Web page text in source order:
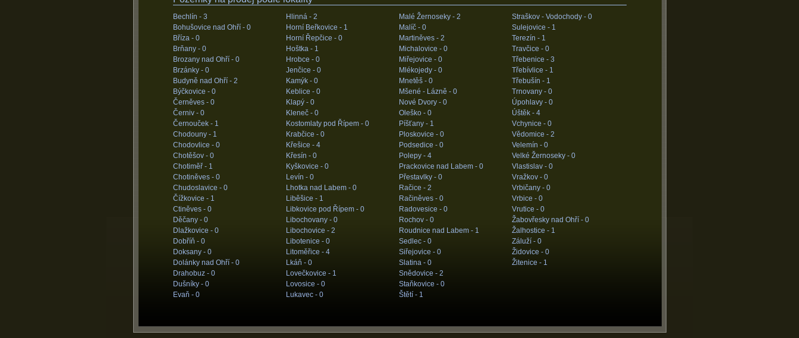
Bechlín - 3
Bohušovice nad Ohří - 0
Bříza - 0
Brňany - 0
Brozany nad Ohří - 0
Brzánky - 0
Budyně nad Ohří - 2
Býčkovice - 0
Černěves - 0
Černiv - 0
Černouček - 1
Chodouny - 1
Chodovlice - 0
Chotěšov - 0
Chotiměř - 1
Chotiněves - 0
Chudoslavice - 0
Čížkovice - 1
Ctiněves - 0
Děčany - 0
Dlažkovice - 0
Dobříň - 0
Doksany - 0
Dolánky nad Ohří - 0
Drahobuz - 0
Dušníky - 0
Evaň - 0
Hlinná - 2
Horní Beřkovice - 1
Horní Řepčice - 0
Hoštka - 1
Hrobce - 0
Jenčice - 0
Kamýk - 0
Keblice - 0
Klapý - 0
Kleneč - 0
Kostomlaty pod Řípem - 0
Krabčice - 0
Křešice - 4
Křesín - 0
Kyškovice - 0
Levín - 0
Lhotka nad Labem - 0
Liběšice - 1
Libkovice pod Řípem - 0
Libochovany - 0
Libochovice - 2
Libotenice - 0
Litoměřice - 4
Lkáň - 0
Lovečkovice - 1
Lovosice - 0
Lukavec - 0
Malé Žernoseky - 2
Malíč - 0
Martiněves - 2
Michalovice - 0
Miřejovice - 0
Mlékojedy - 0
Mnetěš - 0
Mšené - Lázně - 0
Nové Dvory - 0
Oleško - 0
Píšťany - 1
Ploskovice - 0
Podsedice - 0
Polepy - 4
Prackovice nad Labem - 0
Přestavlky - 0
Račice - 2
Račiněves - 0
Radovesice - 0
Rochov - 0
Roudnice nad Labem - 1
Sedlec - 0
Siřejovice - 0
Slatina - 0
Snědovice - 2
Staňkovice - 0
Štětí - 1
Straškov - Vodochody - 0
Sulejovice - 1
Terezín - 1
Travčice - 0
Třebenice - 3
Třebívlice - 1
Třebušín - 1
Trnovany - 0
Úpohlavy - 0
Úštěk - 4
Vchynice - 0
Vědomice - 2
Velemín - 0
Velké Žernoseky - 0
Vlastislav - 0
Vražkov - 0
Vrbičany - 0
Vrbice - 0
Vrutice - 0
Žabovřesky nad Ohří - 0
Žalhostice - 1
Záluží - 0
Židovice - 0
Žitenice - 1